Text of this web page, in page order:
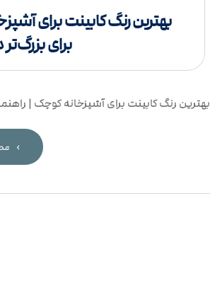
بهترین رنگ کابینت برای
برای
بهترین رنگ کابینت برای آشپزخانه کوچک |